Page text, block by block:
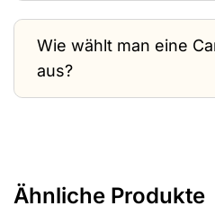
Wie wählt man eine
aus?
Ähnliche Produkte